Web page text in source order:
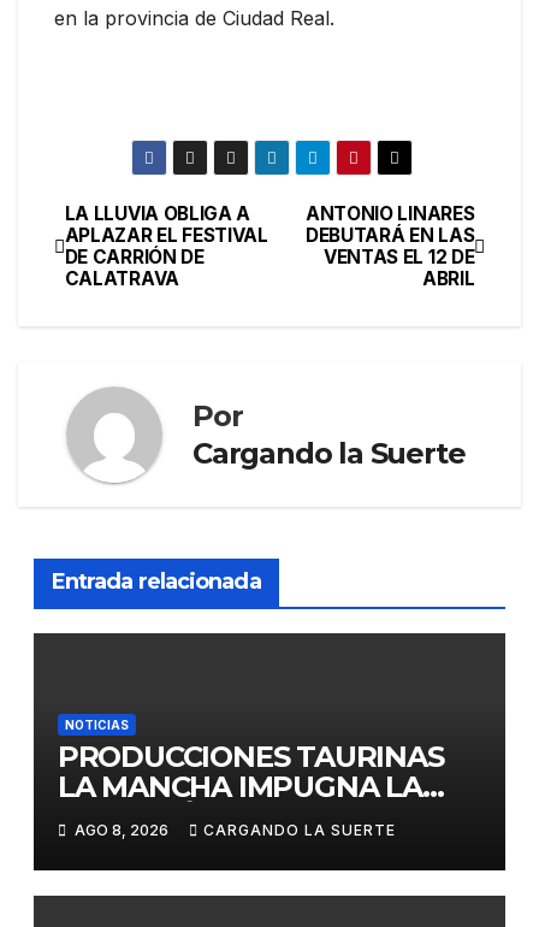
en la provincia de Ciudad Real.
ANTONIO LINARES
DEBUTARÁ EN LAS
VENTAS EL 12 DE
ABRIL
LA LLUVIA OBLIGA A
APLAZAR EL FESTIVAL
DE CARRIÓN DE
CALATRAVA
Por
Cargando la Suerte
Entrada relacionada
NOTICIAS
PRODUCCIONES TAURINAS
LA MANCHA IMPUGNA LA
LICITACIÓN DE LA CORRIDA
DE DAIMIEL AL CONSIDERAR
VULNERADA LA LIBRE
COMPETENCIA
AGO 8, 2026 CARGANDO LA SUERTE